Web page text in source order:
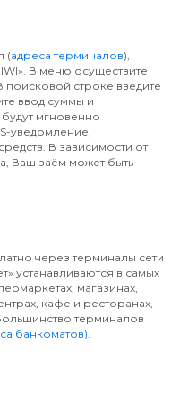
(адреса терминалов),
В меню осуществите
поисковой строке введите
ввод суммы и
мгновенно
уведомление,
В зависимости от
Ваш заём может быть
через терминалы сети
устанавливаются в самых
магазинах,
кафе и ресторанах,
терминалов
банкоматов)